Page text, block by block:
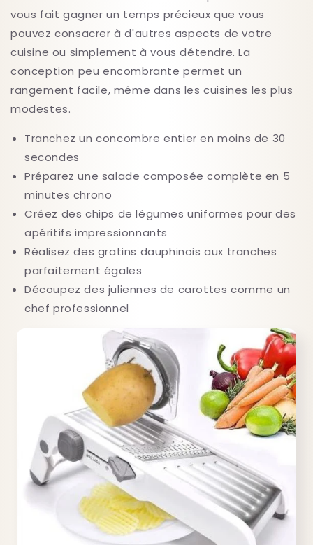
vous fait gagner un temps précieux que vous
pouvez consacrer à d'autres aspects de votre
cuisine ou simplement à vous détendre. La
conception peu encombrante permet un
rangement facile, même dans les cuisines les plus
modestes.
Tranchez un concombre entier en moins de 30
secondes
Préparez une salade composée complète en 5
minutes chrono
Créez des chips de légumes uniformes pour des
apéritifs impressionnants
Réalisez des gratins dauphinois aux tranches
parfaitement égales
Découpez des juliennes de carottes comme un
chef professionnel